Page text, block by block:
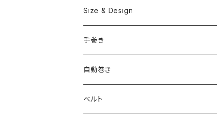
OMEGA
ROLEX
国産ブランド
SEIKO
CITIZEN
Size & Design
~24.9mm
25mm~29.9mm
30mm~34.9mm
手巻き
自動巻き
ベルト